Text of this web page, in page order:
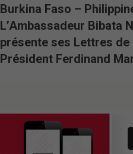
Burkina Faso –
L’Ambassadeur Bibata
présente ses Lettres de
Président Ferdinand